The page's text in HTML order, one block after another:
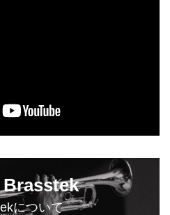
について